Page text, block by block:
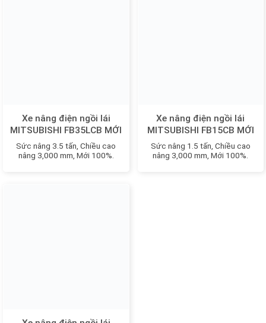
Xe nâng điện ngồi lái
MITSUBISHI FB35LCB MỚI
100%
Sức nâng 3.5 tấn, Chiều cao
nâng 3,000 mm, Mới 100%.
Xe nâng điện ngồi lái
MITSUBISHI FB15CB MỚI
100%
Sức nâng 1.5 tấn, Chiều cao
nâng 3,000 mm, Mới 100%.